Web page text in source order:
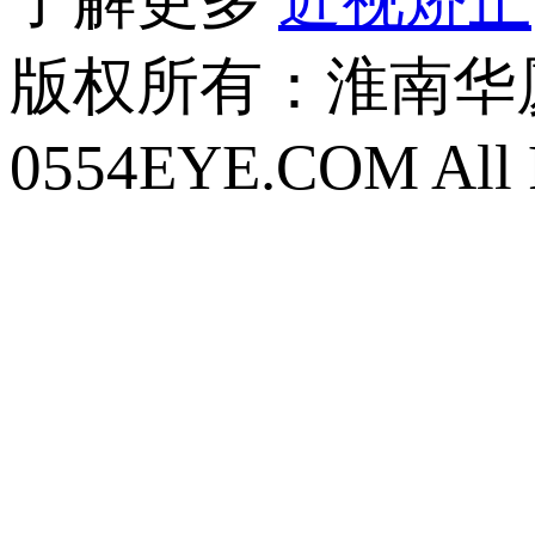
版权所有： 淮南华
0554EYE.COM All